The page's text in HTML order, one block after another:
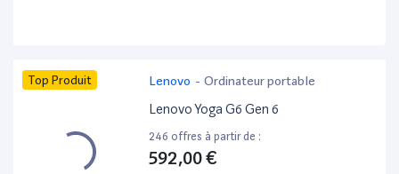
Top Produit Lenovo - Ordinateur portable
Lenovo Yoga G6 Gen 6
246 offres à partir de :
592,00 €